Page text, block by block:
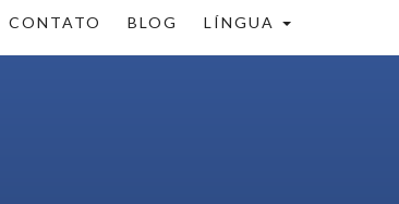
CONTATO BLOG LÍNGUA